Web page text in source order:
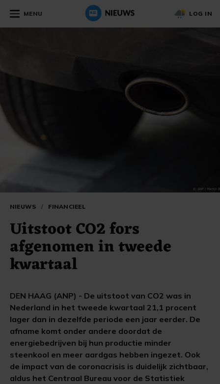
MENU LOG IN
NIEUWS / FINANCIEEL
Uitstoot CO2 fors
afgenomen in tweede
kwartaal
DEN HAAG (ANP) - De uitstoot van CO2 was in
Nederland in het tweede kwartaal 21,1 procent
lager dan in dezelfde periode een jaar eerder. De
afname komt onder andere doordat de
energiebedrijven bij hun productie minder
steenkool en meer aardgas hebben ingezet. Ook
de impact van de coronacrisis is duidelijk zichtbaar,
aldus het Centraal Bureau voor de Statistiek